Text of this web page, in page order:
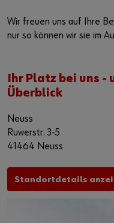
Wir freuen uns auf Ihre
nur so können wir sie im
Ihr Platz bei uns
Überblick
Neuss
Ruwerstr. 3-5
41464 Neuss
Standortdetails